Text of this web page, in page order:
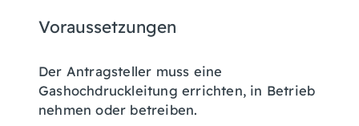
Voraussetzungen
Der Antragsteller muss eine
Gashochdruckleitung errichten, in Betrieb
nehmen oder betreiben.